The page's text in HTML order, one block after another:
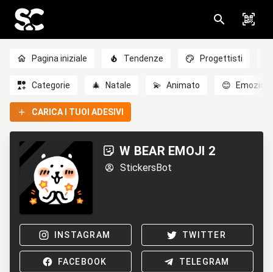
Pagina iniziale Tendenze Progettisti
Categorie 🎄 Natale 💫 Animato 😊 Emozioni
CARICA I TUOI ADESIVI
W BEAR EMOJI 2
StickersBot
INSTAGRAM TWITTER
FACEBOOK TELEGRAM